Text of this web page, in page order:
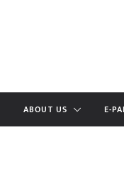
ABOUT US E-